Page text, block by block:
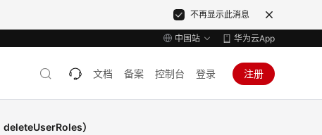
不再显示此消息
中国站 华为云App
文档 备案 控制台 登录 注册
deleteUserRoles）